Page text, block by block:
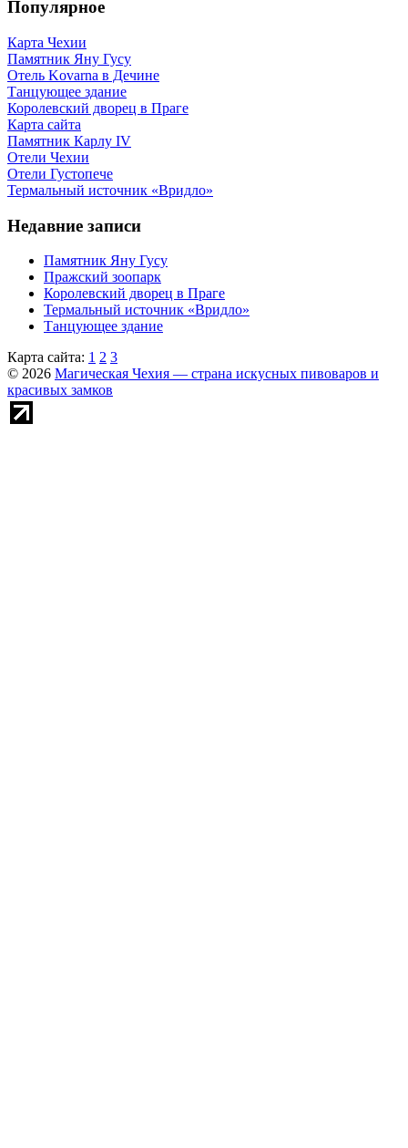
Популярное
Карта Чехии
Памятник Яну Гусу
Отель Kovarna в Дечине
Танцующее здание
Королевский дворец в Праге
Карта сайта
Памятник Карлу IV
Отели Чехии
Отели Густопече
Термальный источник «Вридло»
Недавние записи
Памятник Яну Гусу
Пражский зоопарк
Королевский дворец в Праге
Термальный источник «Вридло»
Танцующее здание
Карта сайта: 1 2 3
© 2026 Магическая Чехия — страна искусных пивоваров и
красивых замков